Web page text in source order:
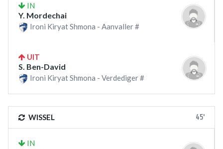
IN
Y. Mordechai
Ironi Kiryat Shmona - Aanvaller #
UIT
S. Ben-David
Ironi Kiryat Shmona - Verdediger #
WISSEL 45'
IN